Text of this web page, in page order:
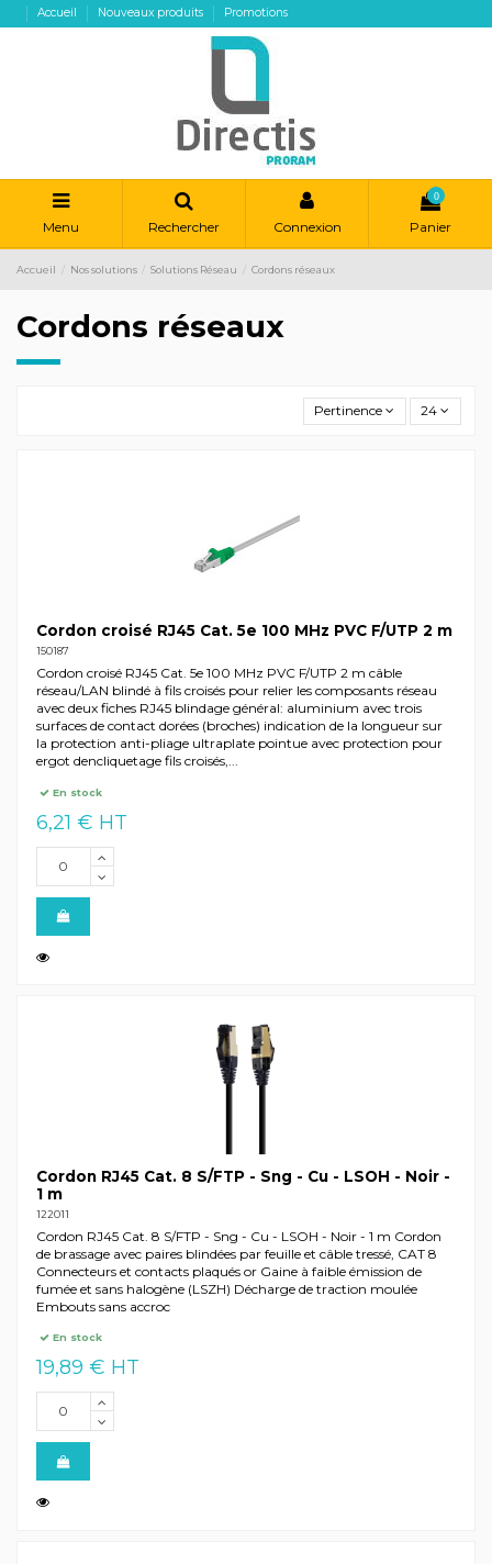
Accueil Nouveaux produits Promotions
Menu Rechercher Connexion
0
Panier
Accueil Nos solutions Solutions Réseau Cordons réseaux
Cordons réseaux
Pertinence 24
Cordon croisé RJ45 Cat. 5e 100 MHz PVC F/UTP 2 m
150187
Cordon croisé RJ45 Cat. 5e 100 MHz PVC F/UTP 2 m câble
réseau/LAN blindé à fils croisés pour relier les composants réseau
avec deux fiches RJ45 blindage général: aluminium avec trois
surfaces de contact dorées (broches) indication de la longueur sur
la protection anti-pliage ultraplate pointue avec protection pour
ergot dencliquetage fils croisés,...
En stock
6,21 € HT
Cordon RJ45 Cat. 8 S/FTP - Sng - Cu - LSOH - Noir -
1 m
122011
Cordon RJ45 Cat. 8 S/FTP - Sng - Cu - LSOH - Noir - 1 m Cordon
de brassage avec paires blindées par feuille et câble tressé, CAT 8
Connecteurs et contacts plaqués or Gaine à faible émission de
fumée et sans halogène (LSZH) Décharge de traction moulée
Embouts sans accroc
En stock
19,89 € HT